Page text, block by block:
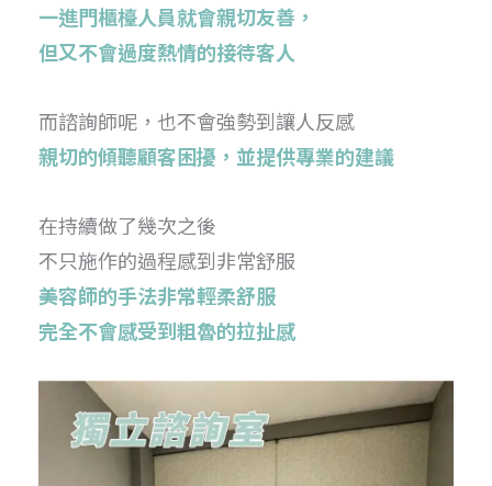
一進門櫃檯人員就會親切友善，
但又不會過度熱情的接待客人
而諮詢師呢，也不會強勢到讓人反感
親切的傾聽顧客困擾，並提供專業的建議
在持續做了幾次之後
不只施作的過程感到非常舒服
美容師的手法非常輕柔舒服
完全不會感受到粗魯的拉扯感